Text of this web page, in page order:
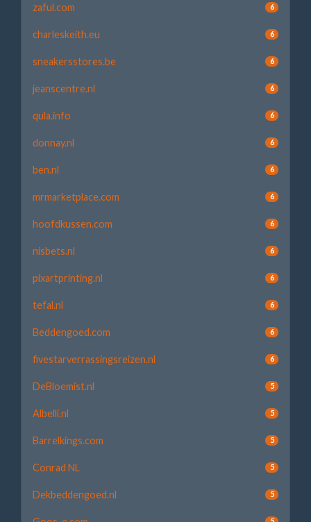
zaful.com 6
charleskeith.eu 6
sneakersstores.be 6
jeanscentre.nl 6
qula.info 6
donnay.nl 6
ben.nl 6
mrmarketplace.com 6
hoofdkussen.com 6
nisbets.nl 6
pixartprinting.nl 6
tefal.nl 6
Beddengoed.com 6
fivestarverrassingsreizen.nl 6
DeBloemist.nl 5
Albelli.nl 5
Barrelkings.com 5
Conrad NL 5
Dekbeddengoed.nl 5